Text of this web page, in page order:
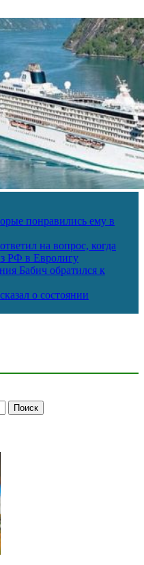
понравились ему в
на вопрос, когда
РФ в Евролигу
Бабич обратился к
о состоянии